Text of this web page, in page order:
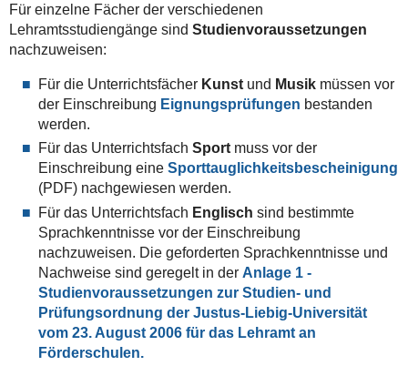
Für einzelne Fächer der verschiedenen
Lehramtsstudiengänge sind Studienvoraussetzungen
nachzuweisen:
Für die Unterrichtsfächer Kunst und Musik müssen vor
der Einschreibung Eignungsprüfungen bestanden
werden.
Für das Unterrichtsfach Sportmuss vor der
Einschreibung eine Sporttauglichkeitsbescheinigung
(PDF) nachgewiesen werden.
Für das Unterrichtsfach Englisch sind bestimmte
Sprachkenntnisse vor der Einschreibung
nachzuweisen. Die geforderten Sprachkenntnisse und
Nachweise sind geregelt in der Anlage 1 -
Studienvoraussetzungen zur Studien- und
Prüfungsordnung der Justus-Liebig-Universität
vom 23. August 2006 für das Lehramt an
Förderschulen.